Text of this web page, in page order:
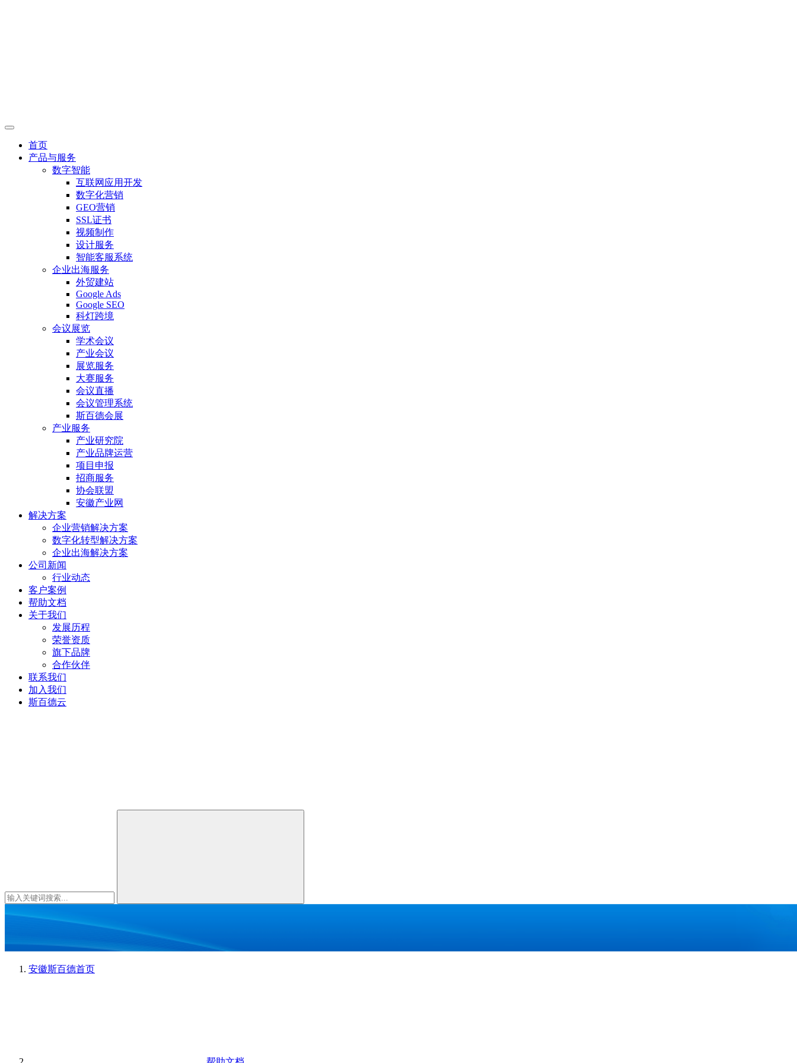
首页
产品与服务
数字智能
互联网应用开发
数字化营销
GEO营销
SSL证书
视频制作
设计服务
智能客服系统
企业出海服务
外贸建站
Google Ads
Google SEO
科灯跨境
会议展览
学术会议
产业会议
展览服务
大赛服务
会议直播
会议管理系统
斯百德会展
产业服务
产业研究院
产业品牌运营
项目申报
招商服务
协会联盟
安徽产业网
解决方案
企业营销解决方案
数字化转型解决方案
企业出海解决方案
公司新闻
行业动态
客户案例
帮助文档
关于我们
发展历程
荣誉资质
旗下品牌
合作伙伴
联系我们
加入我们
斯百德云
安徽斯百德首页